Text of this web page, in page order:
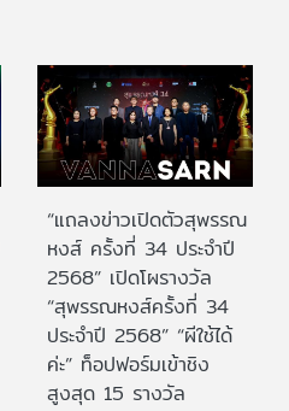
“แถลงข่าวเปิดตัวสุพรรณ
หงส์ ครั้งที่ 34 ประจำปี
2568” เปิดโผรางวัล
“สุพรรณหงส์ครั้งที่ 34
ประจำปี 2568” “ผีใช้ได้
ค่ะ” ท็อปฟอร์มเข้าชิง
สูงสุด 15 รางวัล